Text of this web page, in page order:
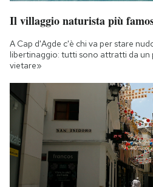
Il villaggio naturista più
A Cap d'Agde c'è chi va per stare
libertinaggio: tutti sono attratti da un
vietare»